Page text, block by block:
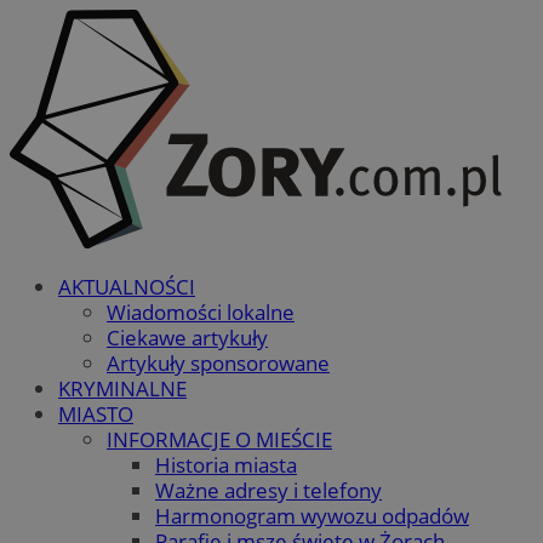
AKTUALNOŚCI
Wiadomości lokalne
Ciekawe artykuły
Artykuły sponsorowane
KRYMINALNE
MIASTO
INFORMACJE O MIEŚCIE
Historia miasta
Ważne adresy i telefony
Harmonogram wywozu odpadów